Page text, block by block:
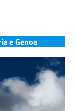
e Genoa